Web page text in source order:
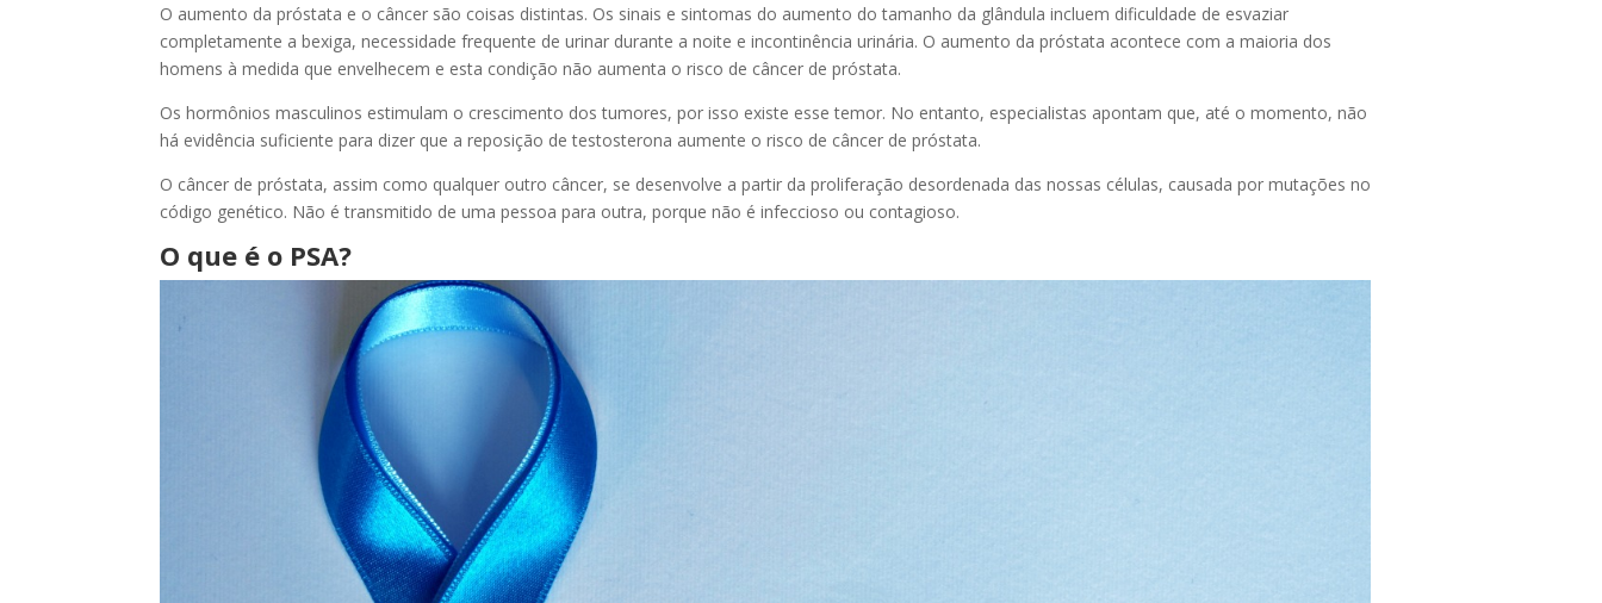
O aumento da próstata e o câncer são coisas distintas. Os sinais e sintomas do aumento do tamanho da glândula incluem dificuldade de esvaziar
completamente a bexiga, necessidade frequente de urinar durante a noite e incontinência urinária. O aumento da próstata acontece com a maioria dos
homens à medida que envelhecem e esta condição não aumenta o risco de câncer de próstata.
Os hormônios masculinos estimulam o crescimento dos tumores, por isso existe esse temor. No entanto, especialistas apontam que, até o momento, não
há evidência suficiente para dizer que a reposição de testosterona aumente o risco de câncer de próstata.
O câncer de próstata, assim como qualquer outro câncer, se desenvolve a partir da proliferação desordenada das nossas células, causada por mutações no
código genético. Não é transmitido de uma pessoa para outra, porque não é infeccioso ou contagioso.
O que é o PSA?